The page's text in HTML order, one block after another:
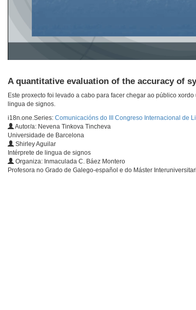
A quantitative evaluation of the accuracy of
Este proxecto foi levado a cabo para facer chegar ao público
lingua de signos.
i18n.one.Series: Comunicacións do III Congreso Internacional de
Autor/a: Nevena Tinkova Tincheva
Universidade de Barcelona
Shirley Aguilar
Intérprete de lingua de signos
Organiza: Inmaculada C. Báez Montero
Profesora no Grado de Galego-español e do Máster